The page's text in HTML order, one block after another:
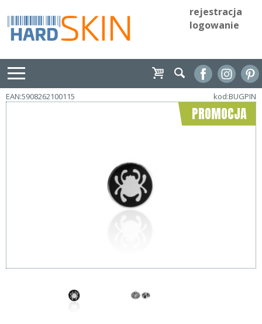
rejestracja
logowanie
EAN:5908262100115 kod:BUGPIN
PROMOCJA